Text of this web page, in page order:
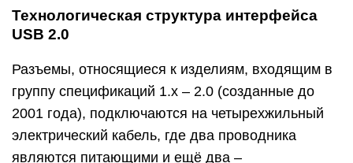
Технологическая структура интерфейса
USB 2.0
Разъемы, относящиеся к изделиям, входящим в
группу спецификаций 1.х – 2.0 (созданные до
2001 года), подключаются на четырехжильный
электрический кабель, где два проводника
являются питающими и ещё два –